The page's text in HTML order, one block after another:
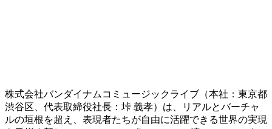
株式会社バンダイナムコミュージックライブ（本社：東京都
渋谷区、代表取締役社長：垰 義孝）は、リアルとバーチャ
ルの垣根を超え、表現者たちが自由に活躍できる世界の実現